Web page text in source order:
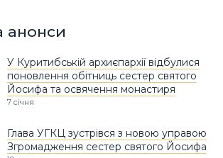
анонси
У Куритибській архиєпархії відбулися
поновлення обітниць сестер святого
Йосифа та освячення монастиря
7 січня
Глава УГКЦ зустрівся з новою управою
Згромадження сестер святого Йосифа